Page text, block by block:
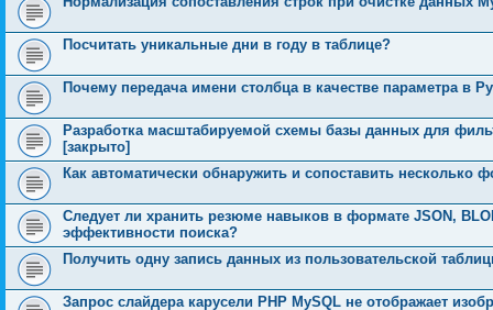
Посчитать уникальные дни в году в таблице?
Почему передача имени столбца в качестве параметра в
Разработка масштабируемой схемы базы данных для
[закрыто]
Как автоматически обнаружить и сопоставить несколько
Следует ли хранить резюме навыков в формате JSON,
эффективности поиска?
Получить одну запись данных из пользовательской
Запрос слайдера карусели PHP MySQL не отображает